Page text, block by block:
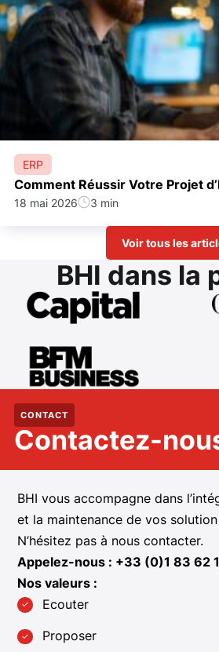
ERP
Comment Réussir Votre Projet
18 mai 2026 3 min
Voir tous les
BHI dans la
CONTACT
Contactez-
BHI vous accompagne dans
et la maintenance de vos
N’hésitez pas à nous contacter.
Appelez-nous : +33 (0)1 83 62
Nos valeurs :
Ecouter
Proposer